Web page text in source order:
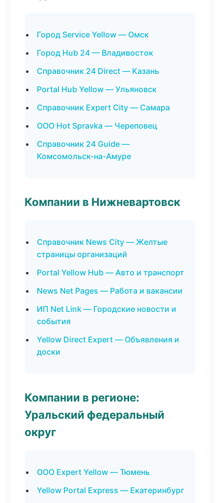
Город Service Yellow — Омск
Город Hub 24 — Владивосток
Справочник 24 Direct — Казань
Portal Hub Yellow — Ульяновск
Справочник Expert City — Самара
ООО Hot Spravka — Череповец
Справочник 24 Guide —
Комсомольск-на-Амуре
Компании в Нижневартовск
Справочник News City — Желтые
страницы организаций
Portal Yellow Hub — Авто и транспорт
News Net Pages — Работа и вакансии
ИП Net Link — Городские новости и
события
Yellow Direct Expert — Объявления и
доски
Компании в регионе:
Уральский федеральный
округ
ООО Expert Yellow — Тюмень
Yellow Portal Express — Екатеринбург